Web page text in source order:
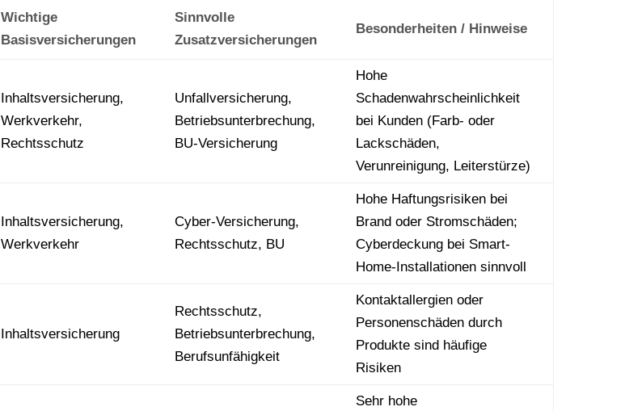
Wichtige
Basisversicherungen
Sinnvolle
Zusatzversicherungen
Besonderheiten / Hinweise
Inhaltsversicherung,
Werkverkehr,
Rechtsschutz
Unfallversicherung,
Betriebsunterbrechung,
BU-Versicherung
Hohe
Schadenwahrscheinlichkeit
bei Kunden (Farb- oder
Lackschäden,
Verunreinigung, Leiterstürze)
Inhaltsversicherung,
Werkverkehr
Cyber-Versicherung,
Rechtsschutz, BU
Hohe Haftungsrisiken bei
Brand oder Stromschäden;
Cyberdeckung bei Smart-
Home-Installationen sinnvoll
Inhaltsversicherung
Rechtsschutz,
Betriebsunterbrechung,
Berufsunfähigkeit
Kontaktallergien oder
Personenschäden durch
Produkte sind häufige
Risiken
Sehr hohe